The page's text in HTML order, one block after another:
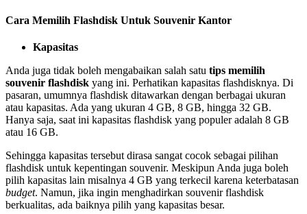
Cara Memilih Flashdisk Untuk Souvenir Kantor
Kapasitas
Anda juga tidak boleh mengabaikan salah satu tips memilih
souvenir flashdisk yang ini. Perhatikan kapasitas flashdisknya. Di
pasaran, umumnya flashdisk ditawarkan dengan berbagai ukuran
atau kapasitas. Ada yang ukuran 4 GB, 8 GB, hingga 32 GB.
Hanya saja, saat ini kapasitas flashdisk yang populer adalah 8 GB
atau 16 GB.
Sehingga kapasitas tersebut dirasa sangat cocok sebagai pilihan
flashdisk untuk kepentingan souvenir. Meskipun Anda juga boleh
pilih kapasitas lain misalnya 4 GB yang terkecil karena keterbatasan
budget. Namun, jika ingin menghadirkan souvenir flashdisk
berkualitas, ada baiknya pilih yang kapasitas besar.